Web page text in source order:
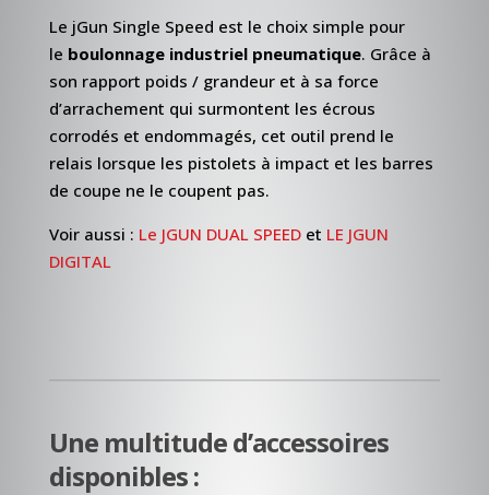
Le jGun Single Speed est le choix simple pour
le boulonnage industriel pneumatique. Grâce à
son rapport poids / grandeur et à sa force
d’arrachement qui surmontent les écrous
corrodés et endommagés, cet outil prend le
relais lorsque les pistolets à impact et les barres
de coupe ne le coupent pas.
Voir aussi : Le JGUN DUAL SPEED et LE JGUN
DIGITAL
Une multitude d’accessoires
disponibles :